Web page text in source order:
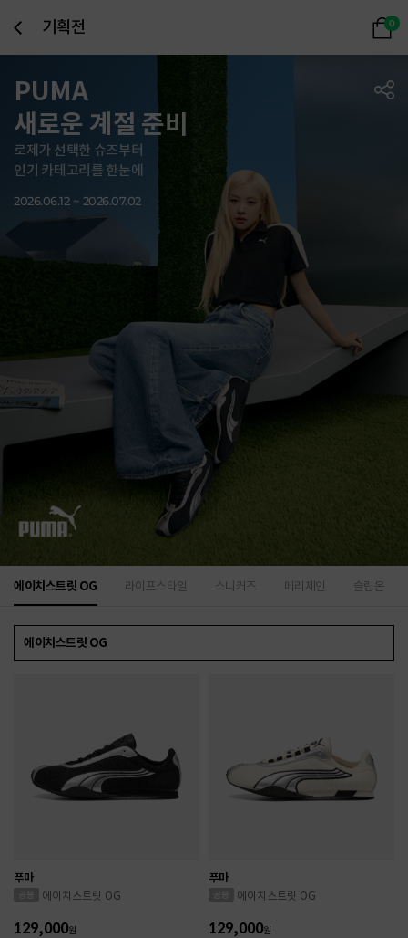
기획전 0
PUMA
새로운 계절 준비
로제가 선택한 슈즈부터
인기 카테고리를 한눈에
2026.06.12 ~ 2026.07.02
에이치스트릿 OG 라이프스타일 스니커즈 메리제인 슬립온
에이치스트릿 OG
푸마
에이치스트릿 OG
129,000원
푸마
에이치스트릿 OG
129,000원